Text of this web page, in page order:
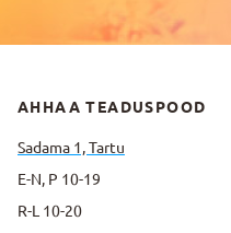
AHHAA TEADUSPOOD
Sadama 1, Tartu
E-N, P 10-19
R-L 10-20